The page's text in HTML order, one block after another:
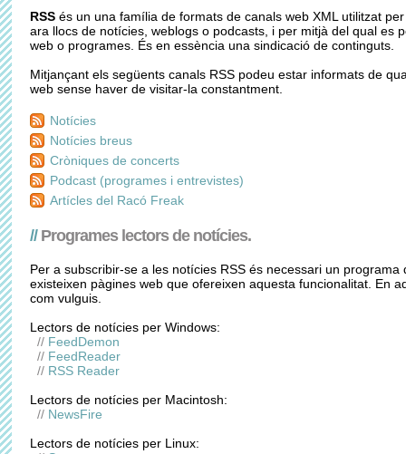
RSSés un una família de formats de canals web XML utilitzat
ara llocs de notícies, weblogs o podcasts, i per mitjà del qual es
web o programes. És en essència una sindicació de continguts.
Mitjançant els següents canals RSS podeu estar informats de
web sense haver de visitar-la constantment.
Notícies
Notícies breus
Cròniques de concerts
Podcast (programes i entrevistes)
Artícles del Racó Freak
//Programes lectors de notícies.
Per a subscribir-se a les notícies RSS és necessari un
existeixen pàgines web que ofereixen aquesta funcionalitat. En
com vulguis.
Lectors de notícies per Windows:
// FeedDemon
// FeedReader
// RSS Reader
Lectors de notícies per Macintosh:
// NewsFire
Lectors de notícies per Linux: